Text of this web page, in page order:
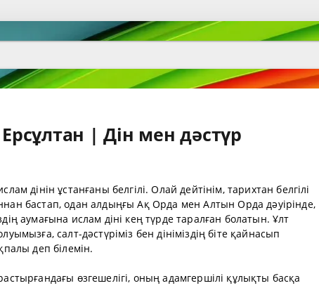
| Дін мен дәстүр
дінін ұстанғаны белгілі. Олай дейтінім, тарихтан белгілі
бастап, одан алдыңғы Ақ Орда мен Алтын Орда дәуірінде,
аумағына ислам діні кең түрде таралған болатын. Ұлт
салт-дәстүріміз бен дініміздің біте қайнасып
деп білемін.
өзгешелігі, оның адамгершілі құлықты басқа